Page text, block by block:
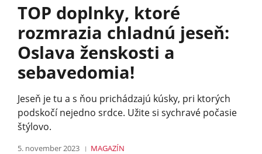
TOP doplnky, ktoré
rozmrazia chladnú jeseň:
Oslava ženskosti a
sebavedomia!
Jeseň je tu a s ňou prichádzajú kúsky, pri ktorých
podskočí nejedno srdce. Užite si sychravé počasie
štýlovo.
5. november 2023 MAGAZÍN